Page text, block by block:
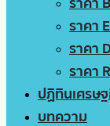
ราคา
ราคา
ราคา
ปฏิทินเศรษ
บทความ